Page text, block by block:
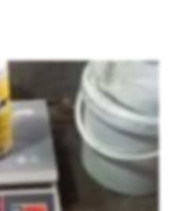
оконных решеток,
декоративных
средств.
мин – -5°С / 90 мин
– -5°С / 50 мин
для работы со всеми
как силикатного, так и
и бетона. Таким
для креплений в